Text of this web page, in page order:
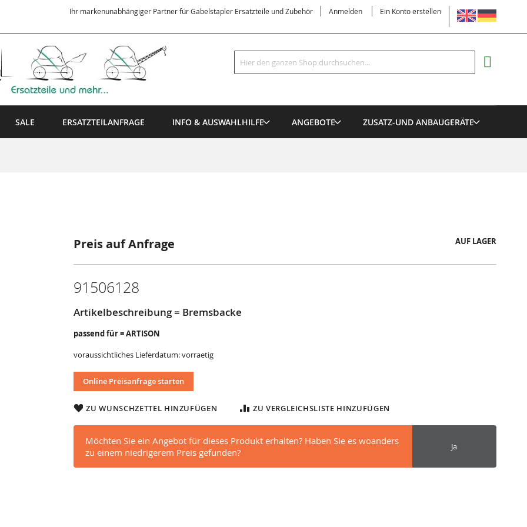
SPRACHE
Ihr markenunabhängiger Partner für Gabelstapler Ersatzteile und Zubehör Anmelden Ein Konto erstellen
Suche
Suche
SALE ERSATZTEILANFRAGE INFO & AUSWAHLHILFE ANGEBOTE ZUSATZ-UND ANBAUGERÄTE
Preis auf Anfrage AUF LAGER
91506128
Artikelbeschreibung = Bremsbacke
passend für = ARTISON
voraussichtliches Lieferdatum: vorraetig
Online Preisanfrage starten
ZU WUNSCHZETTEL HINZUFÜGEN ZU VERGLEICHSLISTE HINZUFÜGEN
Möchten Sie ein Angebot für dieses Produkt erhalten? Haben Sie es woanders
zu einem niedrigerem Preis gefunden?
Ja